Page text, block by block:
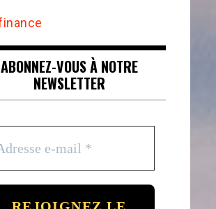
ABONNEZ-VOUS À NOTRE
NEWSLETTER